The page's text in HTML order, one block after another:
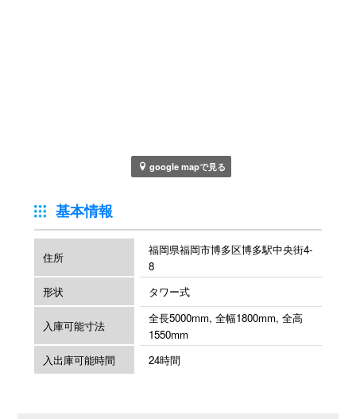
google mapで見る
基本情報
住所
福岡県福岡市博多区博多駅中央街4-
8
形状
タワー式
入庫可能寸法
全長5000mm, 全幅1800mm, 全高
1550mm
入出庫可能時間
24時間